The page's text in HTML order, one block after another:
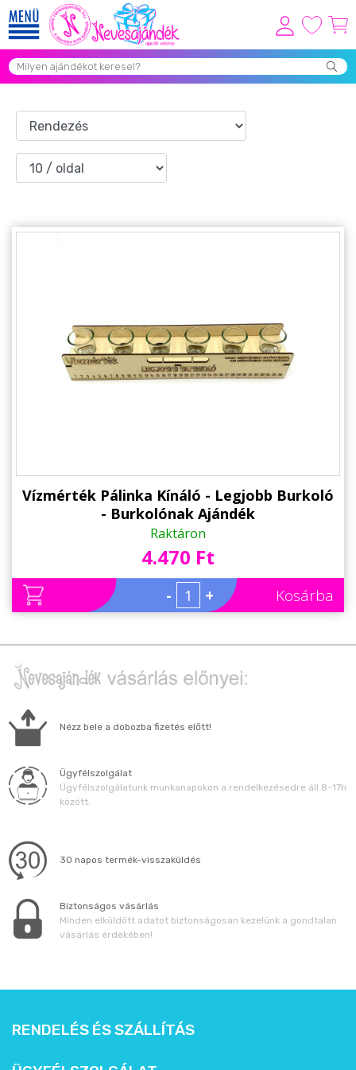
Viszonteladóknak
Grill Party Kellékek ❤️
Egyedi Ajándékok Rendelés
Vicces Pólók
Szülinapi ajándékok
Alkalmakra
Családtagoknak
Névnapi ajándékok
Sport/Hobbi szerint
Állatos ajándéktárgyak
Vízmérték Pálinka Kínáló - Legjobb Burkoló
- Burkolónak Ajándék
Raktáron
4.470 Ft
- + Kosárba
Nézz bele a dobozba fizetés előtt!
Ügyfélszolgálat
Ügyfélszolgálatunk munkanapokon a rendelkezésedre áll 8-17h
között.
30 napos termék-visszaküldés
Biztonságos vásárlás
Minden elküldött adatot biztonságosan kezelünk a gondtalan
vásárlás érdekében!
RENDELÉS ÉS SZÁLLÍTÁS